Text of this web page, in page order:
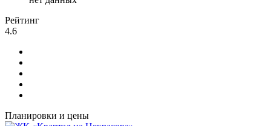
Рейтинг
4.6
Планировки и цены